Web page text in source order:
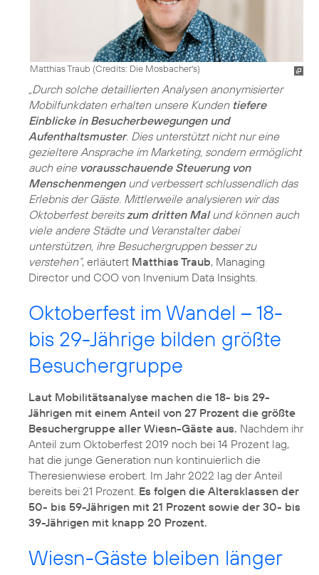
Matthias Traub (Credits: Die Mosbacher's)
„Durch solche detaillierten Analysen anonymisierter
Mobilfunkdaten erhalten unsere Kunden tiefere
Einblicke in Besucherbewegungen und
Aufenthaltsmuster. Dies unterstützt nicht nur eine
gezieltere Ansprache im Marketing, sondern ermöglicht
auch eine vorausschauende Steuerung von
Menschenmengenund verbessert schlussendlich das
Erlebnis der Gäste. Mittlerweile analysieren wir das
Oktoberfest bereitszum dritten Malund können auch
viele andere Städte und Veranstalter dabei
unterstützen, ihre Besuchergruppen besser zu
verstehen“, erläutert Matthias Traub, Managing
Director und COO von Invenium Data Insights.
Oktoberfest im Wandel – 18-
bis 29-Jährige bilden größte
Besuchergruppe
Laut Mobilitätsanalyse machen die 18- bis 29-
Jährigen mit einem Anteil von 27 Prozent die größte
Besuchergruppe aller Wiesn-Gäste aus. Nachdem ihr
Anteil zum Oktoberfest 2019 noch bei 14 Prozent lag,
hat die junge Generation nun kontinuierlich die
Theresienwiese erobert. Im Jahr 2022 lag der Anteil
bereits bei 21 Prozent. Es folgen die Altersklassen der
50- bis 59-Jährigen mit 21 Prozent sowie der 30- bis
39-Jährigen mit knapp 20 Prozent.
Wiesn-Gäste bleiben länger